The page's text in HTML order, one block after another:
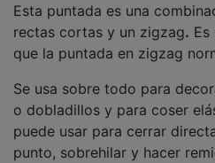
Esta puntada es una
rectas cortas y un zigzag.
que la puntada en zigzag
Se usa sobre todo para
o dobladillos y para coser
puede usar para cerrar
punto, sobrehilar y hacer